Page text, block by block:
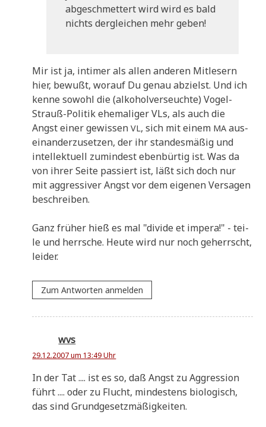
abge­schmet­tert wird wird es bald
nichts der­glei­chen mehr geben!
Mir ist ja, inti­mer als allen ande­ren Mit­le­sern
hier, bewußt, wor­auf Du genau abzielst. Und ich
ken­ne sowohl die (alko­hol­ver­seuch­te) Vogel-
Strauß-Poli­tik ehe­ma­li­ger VLs, als auch die
Angst einer gewis­senVL, sich mit einem MA aus­
ein­an­der­zu­set­zen, der ihr stan­des­mä­ßig und
intel­lek­tu­ell zumin­dest eben­bür­tig ist. Was da
von ihrer Sei­te pas­siert ist, läßt sich doch nur
mit aggres­si­ver Angst vor dem eige­nen Ver­sa­gen
beschreiben.
Ganz frü­her hieß es mal "divi­de et impe­ra!" - tei­
le und herr­sche. Heu­te wird nur noch geherrscht,
leider.
Zum Antworten anmelden
wvs
29.12.2007 um 13:49 Uhr
In der Tat .... ist es so, daß Angst zu Aggres­si­on
führt .... oder zu Flucht, min­de­stens bio­lo­gisch,
das sind Grundgesetzmäßigkeiten.